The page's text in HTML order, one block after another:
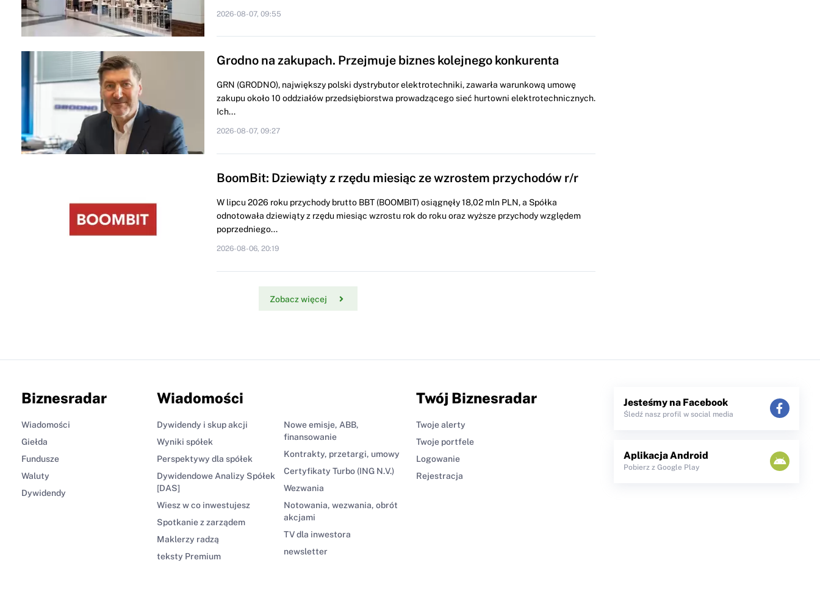
2026-08-07, 09:55
Grodno na zakupach. Przejmuje biznes kolejnego konkurenta
GRN (GRODNO), największy polski dystrybutor elektrotechniki, zawarła warunkową umowę
zakupu około 10 oddziałów przedsiębiorstwa prowadzącego sieć hurtowni elektrotechnicznych.
Ich...
2026-08-07, 09:27
BoomBit: Dziewiąty z rzędu miesiąc ze wzrostem przychodów r/r
W lipcu 2026 roku przychody brutto BBT (BOOMBIT) osiągnęły 18,02 mln PLN, a Spółka
odnotowała dziewiąty z rzędu miesiąc wzrostu rok do roku oraz wyższe przychody względem
poprzedniego...
2026-08-06, 20:19
Zobacz więcej
Biznesradar
Wiadomości
Giełda
Fundusze
Waluty
Dywidendy
Wiadomości
Dywidendy i skup akcji
Wyniki spółek
Perspektywy dla spółek
Dywidendowe Analizy Spółek
[DAS]
Wiesz w co inwestujesz
Spotkanie z zarządem
Maklerzy radzą
teksty Premium
Nowe emisje, ABB,
finansowanie
Kontrakty, przetargi, umowy
Certyfikaty Turbo (ING N.V.)
Wezwania
Notowania, wezwania, obrót
akcjami
TV dla inwestora
newsletter
Twój Biznesradar
Twoje alerty
Twoje portfele
Logowanie
Rejestracja
Jesteśmy na Facebook
Śledź nasz profil w social media
Aplikacja Android
Pobierz z Google Play